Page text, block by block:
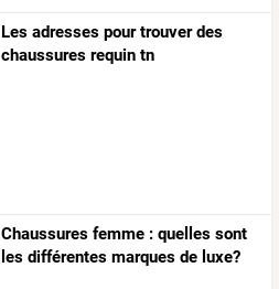
Les adresses pour trouver des
chaussures requin tn
Chaussures femme : quelles sont
les différentes marques de luxe?